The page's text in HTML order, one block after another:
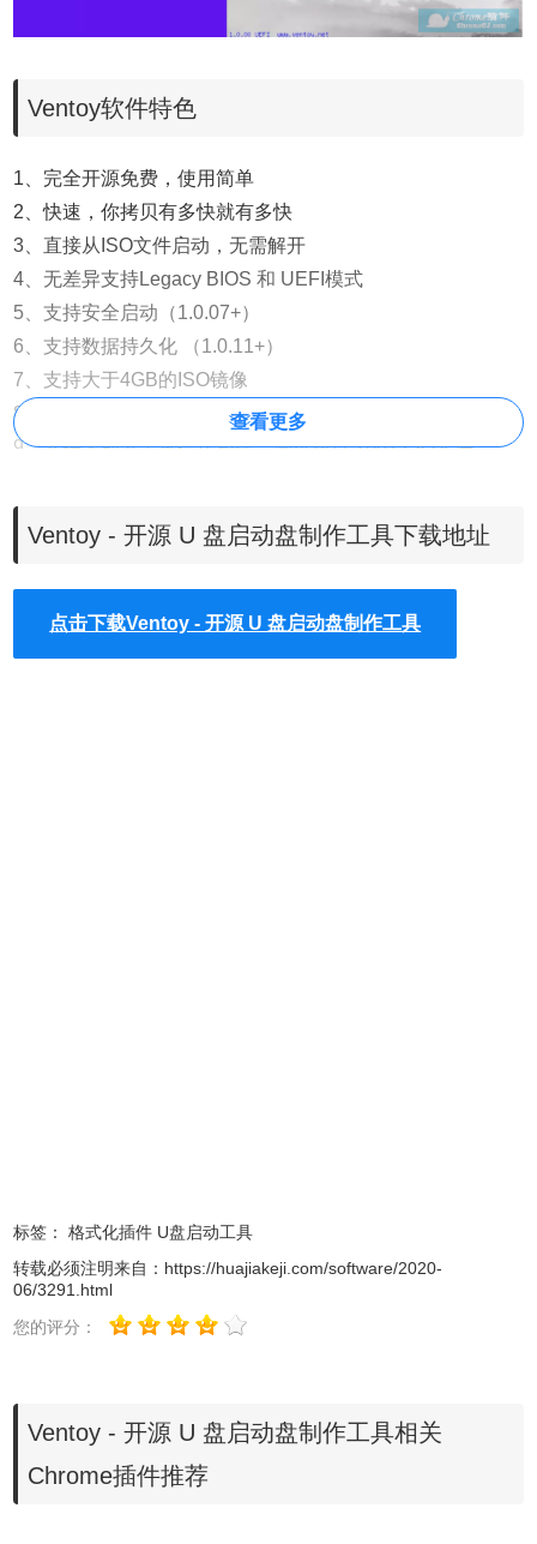
Ventoy软件特色
1、完全开源免费，使用简单
2、快速，你拷贝有多快就有多快
3、直接从ISO文件启动，无需解开
4、无差异支持Legacy BIOS 和 UEFI模式
5、支持安全启动（1.0.07+）
6、支持数据持久化 （1.0.11+）
7、支持大于4GB的ISO镜像
8、不借助其他引导程序，保留ISO文件原始启动菜单
9、支持大部分常见操作系统，测试超过 260+ ISO文件
11、提出“Ventoy Compatible”概念
12、支持插件扩展
14、启动时U盘支持写保护
查看更多
Ventoy - 开源 U 盘启动盘制作工具下载地址
点击下载Ventoy - 开源 U 盘启动盘制作工具
标签： 格式化插件 U盘启动工具
转载必须注明来自： https://huajiakeji.com/software/2020-
06/3291.html
您的评分：
Ventoy - 开源 U 盘启动盘制作工具相关
Chrome插件推荐